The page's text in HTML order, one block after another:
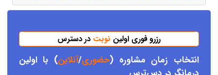
رزرو فوری اولین نوبت در دسترس
انتخاب زمان مشاوره (حضوری/آنلاین) با اولین